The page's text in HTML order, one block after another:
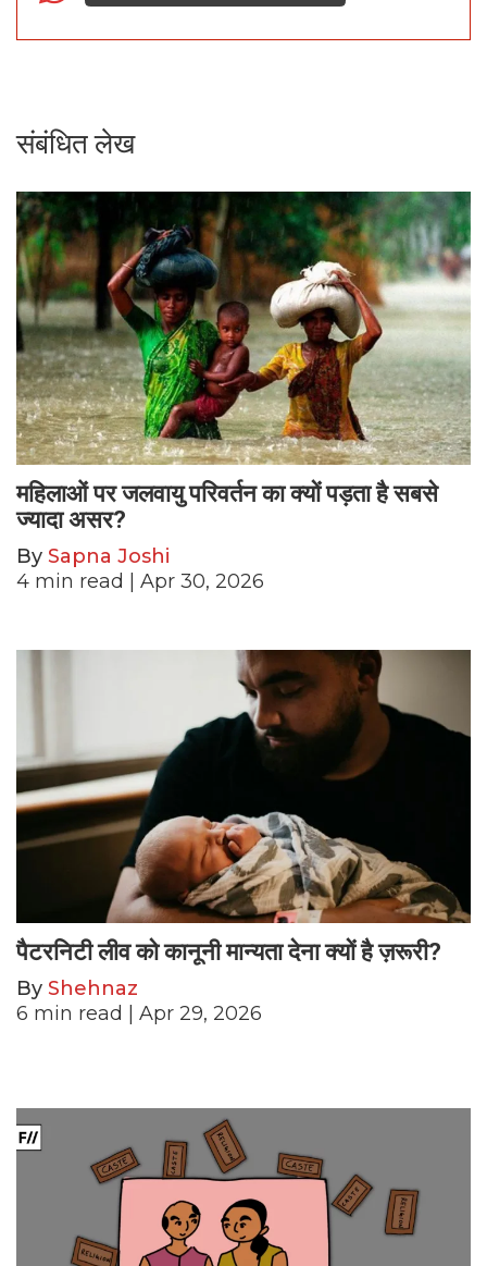
संबंधित लेख
महिलाओं पर जलवायु परिवर्तन का क्यों पड़ता है सबसे
ज्यादा असर?
By Sapna Joshi
4 min read | Apr 30, 2026
पैटरनिटी लीव को कानूनी मान्यता देना क्यों है ज़रूरी?
By Shehnaz
6 min read | Apr 29, 2026